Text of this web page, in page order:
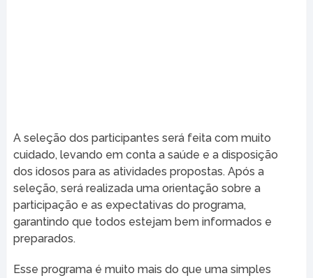
A seleção dos participantes será feita com muito
cuidado, levando em conta a saúde e a disposição
dos idosos para as atividades propostas. Após a
seleção, será realizada uma orientação sobre a
participação e as expectativas do programa,
garantindo que todos estejam bem informados e
preparados.
Esse programa é muito mais do que uma simples